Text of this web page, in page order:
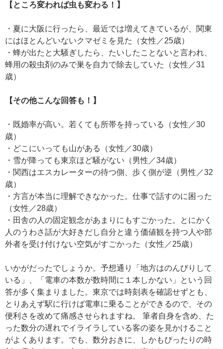
【ところ変われば虫も変わる！】
・夏に大阪に行ったら、最近では増えてきているが、関東
にはほとんどいないクマゼミを見た（女性／25歳）
・蜂が出たと大騒ぎしたら、たいしたことないと言われ、
蜂用の殺虫剤のみで巣を自力で除去していた（女性／31
歳）
【その他こんな回答も！】
・既婚率が高い。若くても所帯を持っている（女性／30
歳）
・どこにいっても山がある（女性／30歳）
・雪が降っても東京ほど騒がない（男性／34歳）
・関西はエスカレーターの待つ側、歩く側が逆（男性／32
歳）
・方言が本当に理解できなかった。仕事で話すのに困った
（女性／28歳）
・田舎の人の固定観念があまりにもすごかった。とにかく
人のうわさ話が大好きだし自分と違う価値観を持つ人や部
外者を受け付けない空気がすごかった（女性／25歳）
いかがだったでしょうか。予想通り「地方はのんびりして
いる」、「電車の本数が数時間に１本しかない」という回
答が多く集まりました。東京では時刻表を確認せずとも、
とりあえず駅に行けば電車に乗ることができるので、その
便利さを改めて痛感させられますね。 筆者自身を含め、た
った数分の遅れでイライラしている客の姿を見かけること
がよくあります。でも、数分おきに、しかもぴったりの時